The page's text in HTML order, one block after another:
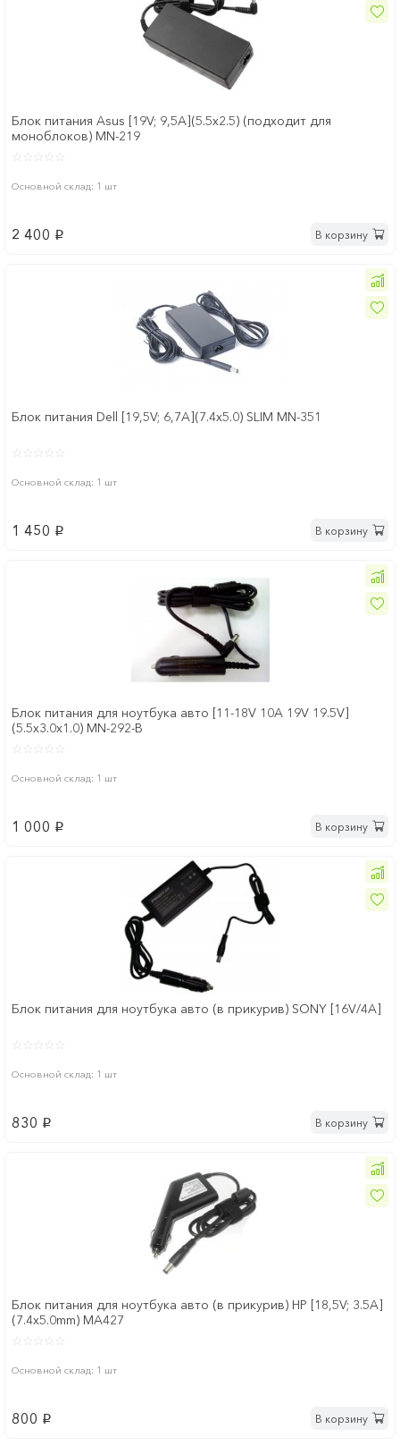
Блок питания Asus [19V; 9,5A](5.5x2.5) (подходит для
моноблоков) MN-219
Основной склад: 1 шт
2 400 p В корзину
Блок питания Dell [19,5V; 6,7A](7.4x5.0) SLIM MN-351
Основной склад: 1 шт
1 450 p В корзину
Блок питания для ноутбука авто [11-18V 10A 19V 19.5V]
(5.5x3.0x1.0) MN-292-B
Основной склад: 1 шт
1 000 p В корзину
Блок питания для ноутбука авто (в прикурив) SONY [16V/4A]
Основной склад: 1 шт
830 p В корзину
Блок питания для ноутбука авто (в прикурив) HP [18,5V; 3.5A]
(7.4x5.0mm) MA427
Основной склад: 1 шт
800 p В корзину